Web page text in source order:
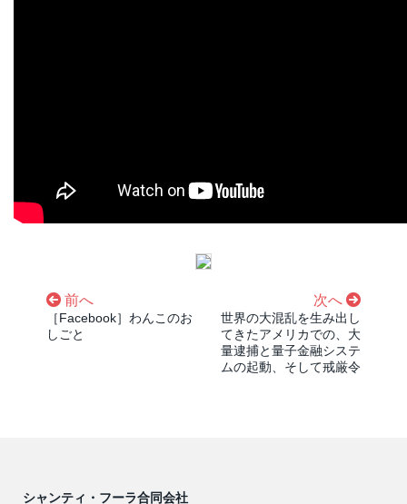
前へ
［Facebook］わんこのお
しごと
次へ
世界の大混乱を生み出し
てきたアメリカでの、大
量逮捕と量子金融システ
ムの起動、そして戒厳令
シャンティ・フーラ合同会社